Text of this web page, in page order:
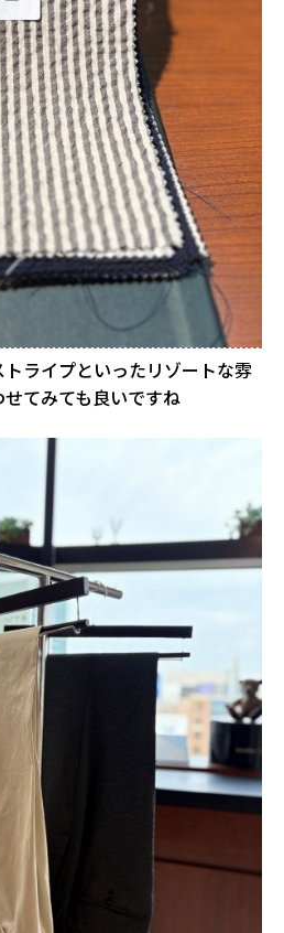
ライプといったリゾートな雰
てみても良いですね